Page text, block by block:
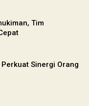
Tim
Sinergi Orang